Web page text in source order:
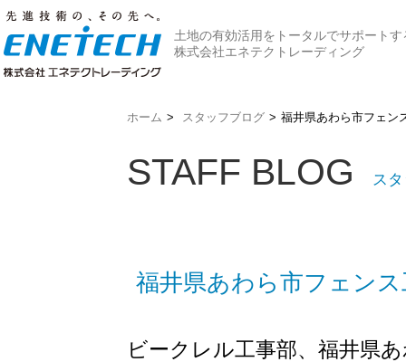
土地の有効活用をトータルでサポートす
株式会社エネテクトレーディング
ホーム > スタッフブログ > 福井県あわら市フェン
STAFF BLOG ス
福井県あわら市フェン
ビークレル工事部、福井県